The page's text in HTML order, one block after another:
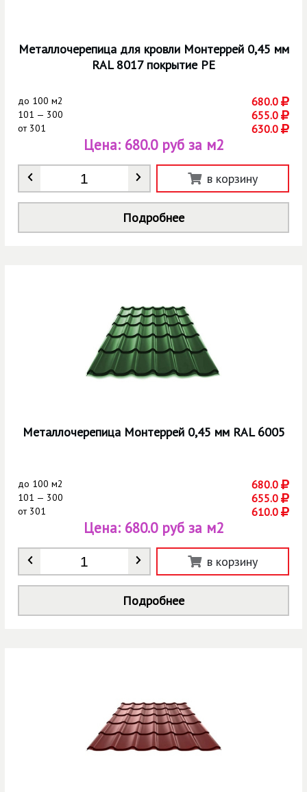
Металлочерепица для кровли Монтеррей 0,45 мм
RAL 8017 покрытие РЕ
до 100 м2 680.0
101 — 300 655.0
от301 630.0
Количество
Цена: 680.0 руб за м2
в корзину
Подробнее
Металлочерепица Монтеррей 0,45 мм RAL 6005
до 100 м2 680.0
101 — 300 655.0
от301 610.0
Количество
Цена: 680.0 руб за м2
в корзину
Подробнее